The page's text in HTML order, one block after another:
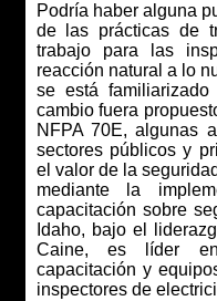
Podría haber alguna
de las prácticas de
trabajo para las
reacción natural a lo
se está
cambio fuera
NFPA 70E, algunas
sectores públicos y
el valor de la
mediante la
capacitación sobre
Idaho, bajo el
Caine, es líder en
capacitación y
inspectores de